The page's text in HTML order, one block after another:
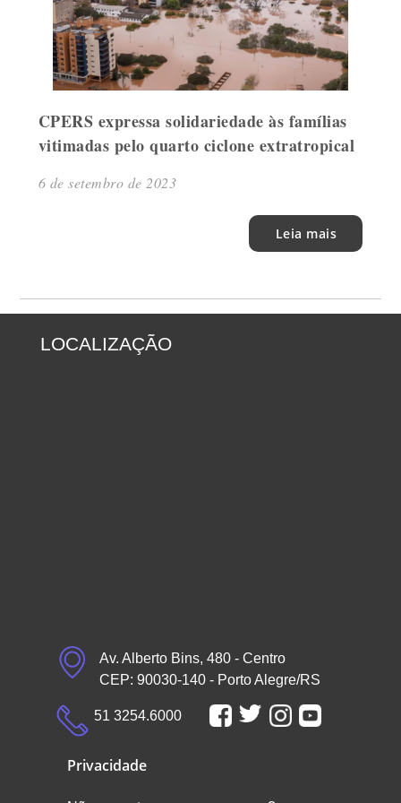
CPERS expressa solidariedade às famílias
vitimadas pelo quarto ciclone extratropical
6 de setembro de 2023
Leia mais
LOCALIZAÇÃO
Av. Alberto Bins, 480 - Centro
CEP: 90030-140 - Porto Alegre/RS
51 3254.6000
Privacidade